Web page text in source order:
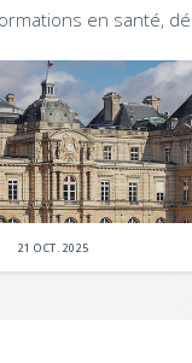
en santé,
21 OCT. 2025